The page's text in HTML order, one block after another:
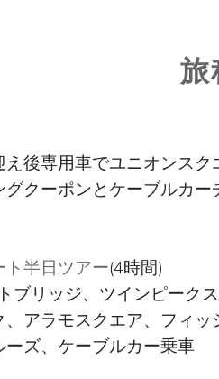
旅
後専用車でユニオンス
クーポンとケーブルカー
半日ツアー(4時間)
ブリッジ、ツインピーク
アラモスクエア、フィッ
ズ、ケーブルカー乗車